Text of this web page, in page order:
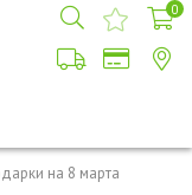
0
на 8 марта